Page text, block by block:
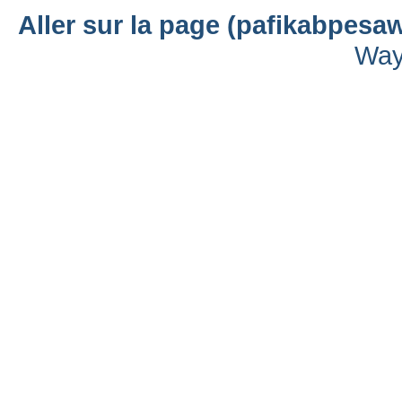
Aller sur la page